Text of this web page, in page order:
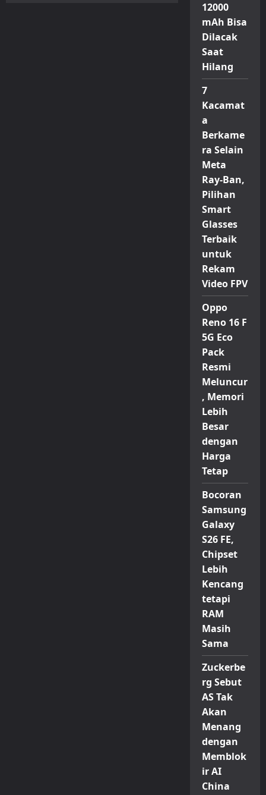
12000
mAh Bisa
Dilacak
Saat
Hilang
7
Kacamat
a
Berkame
ra Selain
Meta
Ray-Ban,
Pilihan
Smart
Glasses
Terbaik
untuk
Rekam
Video FPV
Oppo
Reno 16 F
5G Eco
Pack
Resmi
Meluncur
, Memori
Lebih
Besar
dengan
Harga
Tetap
Bocoran
Samsung
Galaxy
S26 FE,
Chipset
Lebih
Kencang
tetapi
RAM
Masih
Sama
Zuckerbe
rg Sebut
AS Tak
Akan
Menang
dengan
Memblok
ir AI
China